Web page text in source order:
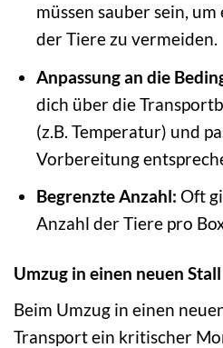
müssen sauber sein,
der Tiere zu vermeiden.
Anpassung an die
dich über die
(z.B. Temperatur) und
Vorbereitung
Begrenzte Anzahl: Oft
Anzahl der Tiere pro
Umzug in einen neuen
Beim Umzug in einen
Transport ein kritischer